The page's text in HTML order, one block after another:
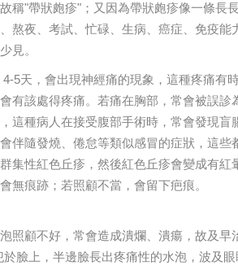
稱"帶狀皰疹"；又因為帶狀皰疹像一條長
熬夜、考試、忙碌、生病、癌症、免疫
見。
5天，會出現神經痛的現象，這種疼痛
有該處得疼痛。若痛在胸部，常會被誤
這種病人在接受腹部手術時，常會發現
伴隨發燒、倦怠等類似感冒的症狀，這
集性紅色丘疹，然後紅色丘疹會變成有
無痕跡；若照顧不當，會留下疤痕。
照顧不好，常會造成潰爛、潰瘍，故及
臉上，半邊臉長出疼痛性的水泡，波及